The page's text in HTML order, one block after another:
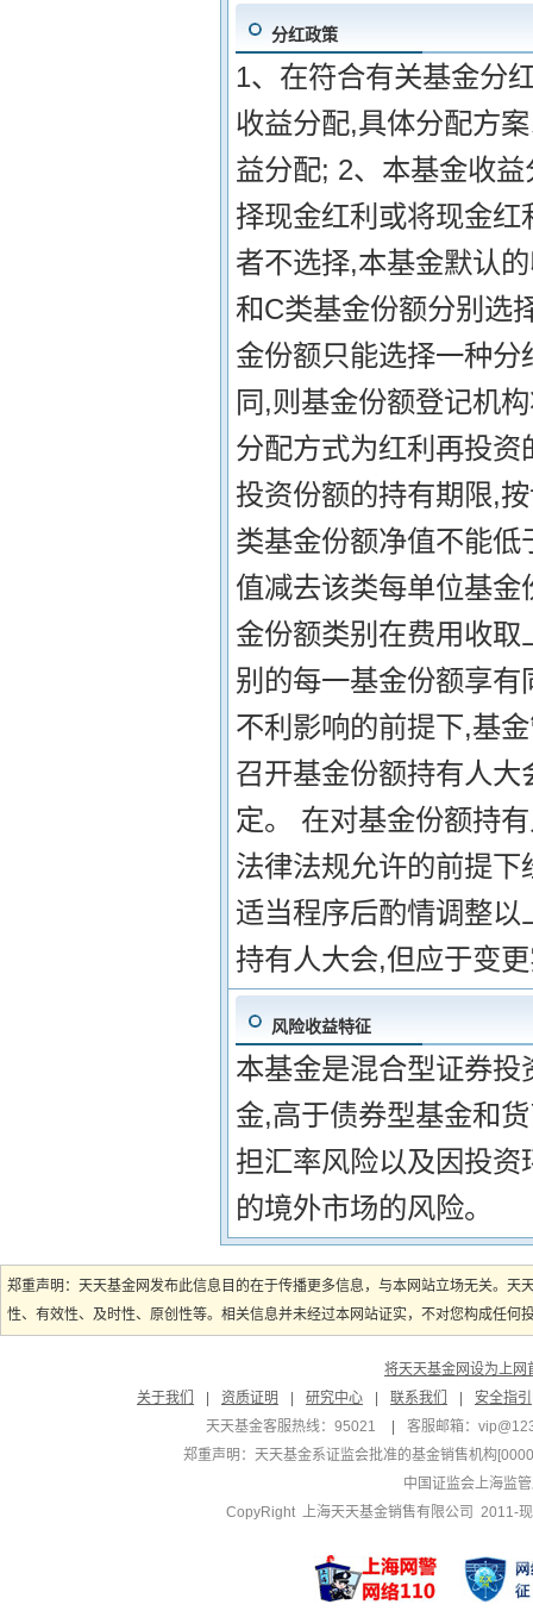
分红政策
1、在符合有关基金分
收益分配,具体分配方
益分配; 2、本基金收
择现金红利或将现金
者不选择,本基金默认
和C类基金份额分别选
金份额只能选择一种
同,则基金份额登记机
分配方式为红利再投
投资份额的持有期限,
类基金份额净值不能
值减去该类每单位基
金份额类别在费用收
别的每一基金份额享
不利影响的前提下,基
召开基金份额持有人
定。 在对基金份额持
法律法规允许的前提
适当程序后酌情调整
持有人大会,但应于变
风险收益特征
本基金是混合型证券
金,高于债券型基金和
担汇率风险以及因投
的境外市场的风险。
郑重声明：天天基金网发布此信息目的在于传播更多信息，与本网站立场无关。
性、有效性、及时性、原创性等。相关信息并未经过本网站证实，不对您构成任
将天天基金网设为上网
关于我们
资质证明 研究中心 联系我们
安全指引
天天基金客服热线：95021
客服邮箱：
郑重声明： 天天基金系证监会批准的基金销售机构
中国证监会上海监
CopyRight 上海天天基金销售有限公司 2011-